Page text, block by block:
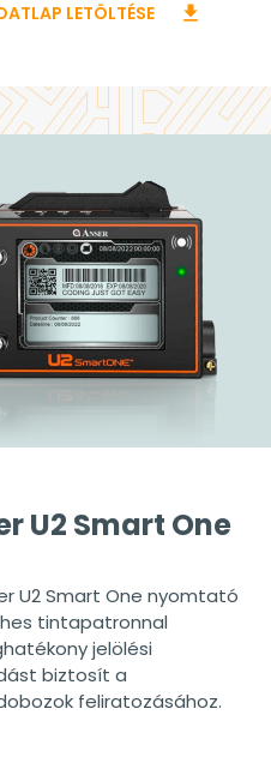
LETÖLTÉSE download
U2 Smart One
U2 Smart One nyomtató
tintapatronnal
jelölési
biztosít a
feliratozásához.